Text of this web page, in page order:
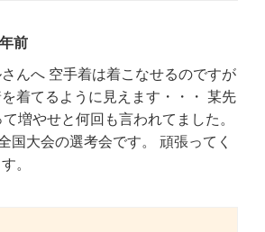
前
んへ 空手着は着こなせるのですが
着てるように見えます・・・ 某先
増やせと何回も言われてました。
国大会の選考会です。 頑張ってく
。